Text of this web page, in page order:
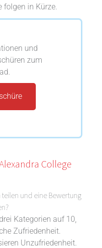
folgen in Kürze.
und
zum
College
und eine Bewertung
Kategorien auf 10,
Zufriedenheit.
Unzufriedenheit.